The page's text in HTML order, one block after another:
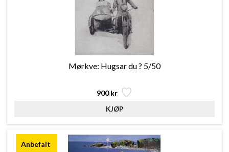
Mørkve: Hugsar du ? 5/50
900 kr